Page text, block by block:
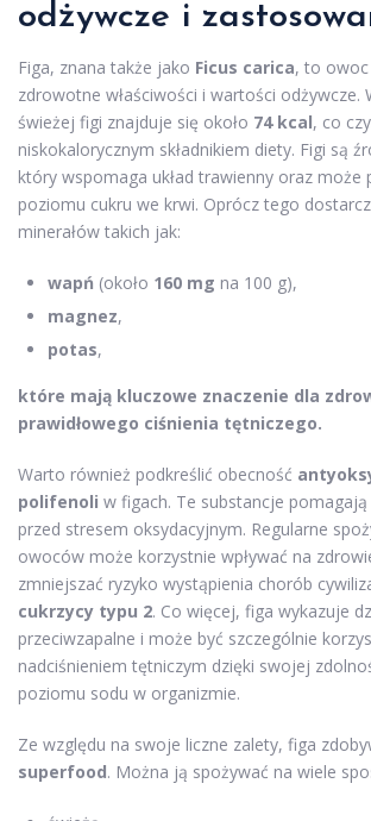
odżywcze i
Figa, znana także jako Ficus carica, to
zdrowotne właściwości i wartości odżywcze.
świeżej figi znajduje się około 74 kcal, co
niskokalorycznym składnikiem diety. Figi są
który wspomaga układ trawienny oraz może
poziomu cukru we krwi. Oprócz tego
minerałów takich jak:
wapń (około 160 mg na 100 g),
magnez,
potas,
które mają kluczowe znaczenie dla
prawidłowego ciśnienia tętniczego.
Warto również podkreślić obecność
polifenoli w figach. Te substancje
przed stresem oksydacyjnym. Regularne
owoców może korzystnie wpływać na
zmniejszać ryzyko wystąpienia chorób
cukrzycy typu 2. Co więcej, figa wykazuje
przeciwzapalne i może być szczególnie
nadciśnieniem tętniczym dzięki swojej
poziomu sodu w organizmie.
Ze względu na swoje liczne zalety, figa
superfood. Można ją spożywać na wiele